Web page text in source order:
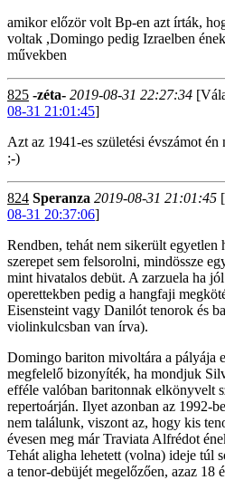
amikor előzör volt Bp-en azt írták,
voltak ,Domingo pedig Izraelben
művekben
825 -zéta- 2019-08-31 22:27:34
08-31 21:01:45]
Azt az 1941-es születési évszámot
;-)
824 Speranza 2019-08-31 21:01:45
08-31 20:37:06]
Rendben, tehát nem sikerült egyetlen
szerepet sem felsorolni, mindössze
mint hivatalos debüt. A zarzuela ha
operettekben pedig a hangfaji
Eisensteint vagy Danilót tenorok és
violinkulcsban van írva).
Domingo bariton mivoltára a pályája
megfelelő bizonyíték, ha mondjuk
efféle valóban baritonnak elkönyvelt
repertoárján. Ilyet azonban az 1992-
nem találunk, viszont az, hogy kis
évesen meg már Traviata Alfrédot
Tehát aligha lehetett (volna) ideje túl
a tenor-debüjét megelőzően, azaz 18